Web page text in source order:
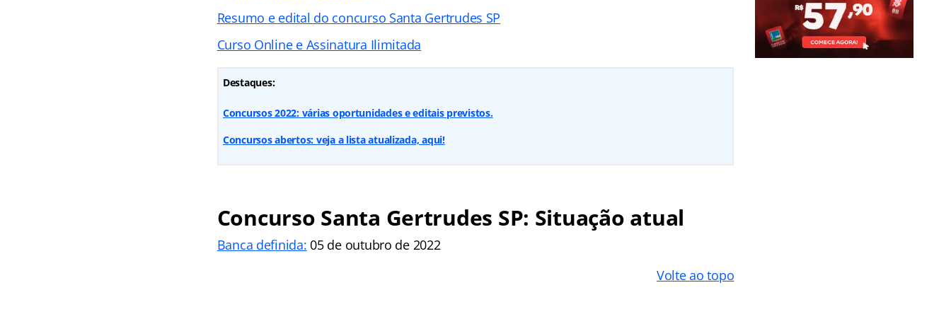
Resumo e edital do concurso Santa Gertrudes SP
Curso Online e Assinatura Ilimitada
Destaques:
Concursos 2022: várias oportunidades e editais previstos.
Concursos abertos: veja a lista atualizada, aqui!
Concurso Santa Gertrudes SP: Situação atual
Banca definida: 05 de outubro de 2022
Volte ao topo